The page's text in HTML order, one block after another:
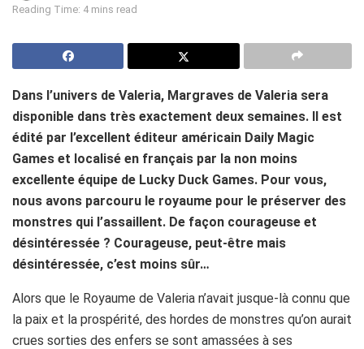
Reading Time: 4 mins read
Dans l’univers de Valeria, Margraves de Valeria sera
disponible dans très exactement deux semaines. Il est
édité par l’excellent éditeur américain Daily Magic
Games et localisé en français par la non moins
excellente équipe de Lucky Duck Games. Pour vous,
nous avons parcouru le royaume pour le préserver des
monstres qui l’assaillent. De façon courageuse et
désintéressée ? Courageuse, peut-être mais
désintéressée, c’est moins sûr…
Alors que le Royaume de Valeria n’avait jusque-là connu que
la paix et la prospérité, des hordes de monstres qu’on aurait
crues sorties des enfers se sont amassées à ses